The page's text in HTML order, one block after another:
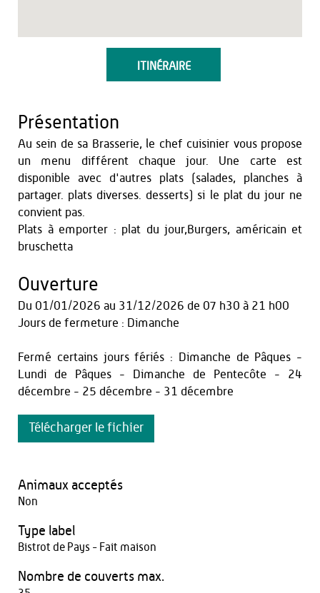
ITINÉRAIRE
Présentation
Au sein de sa Brasserie, le chef cuisinier vous propose
un menu différent chaque jour. Une carte est
disponible avec d'autres plats (salades, planches à
partager. plats diverses. desserts) si le plat du jour ne
convient pas.
Plats à emporter : plat du jour,Burgers, américain et
bruschetta
Ouverture
Du 01/01/2026 au 31/12/2026 de 07 h30 à 21 h00
Jours de fermeture : Dimanche
Fermé certains jours fériés : Dimanche de Pâques -
Lundi de Pâques - Dimanche de Pentecôte - 24
décembre - 25 décembre - 31 décembre
Télécharger le fichier
Animaux acceptés
Non
Type label
Bistrot de Pays - Fait maison
Nombre de couverts max.